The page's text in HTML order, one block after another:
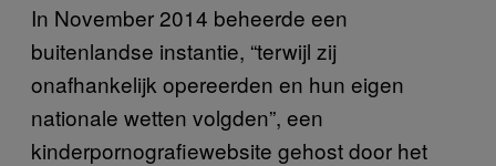
In November 2014 beheerde een
buitenlandse instantie, “terwijl zij
onafhankelijk opereerden en hun eigen
nationale wetten volgden”, een
kinderpornografiewebsite gehost door het